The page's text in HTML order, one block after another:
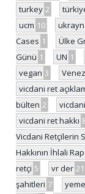
turkey 2
ucm 10
Cases 1 Ülke
Günü 1 UN 1
vegan 3
vicdani ret
bülten 2
vicdani ret hakkı
Vicdani Retçilerin
Hakkının İhlali
retçi 5 vr der 21
şahitleri 7